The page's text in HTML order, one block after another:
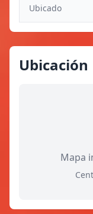
Ubicado
Ubicación
Mapa